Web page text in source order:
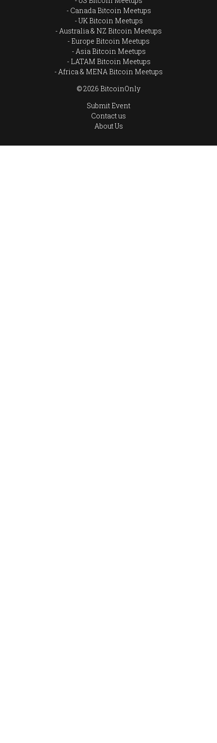
Canada Bitcoin Meetups
UK Bitcoin Meetups
Australia & NZ Bitcoin Meetups
Europe Bitcoin Meetups
Asia Bitcoin Meetups
LATAM Bitcoin Meetups
Africa & MENA Bitcoin Meetups
© 2026 BitcoinOnly
Submit Event
Contact us
About Us